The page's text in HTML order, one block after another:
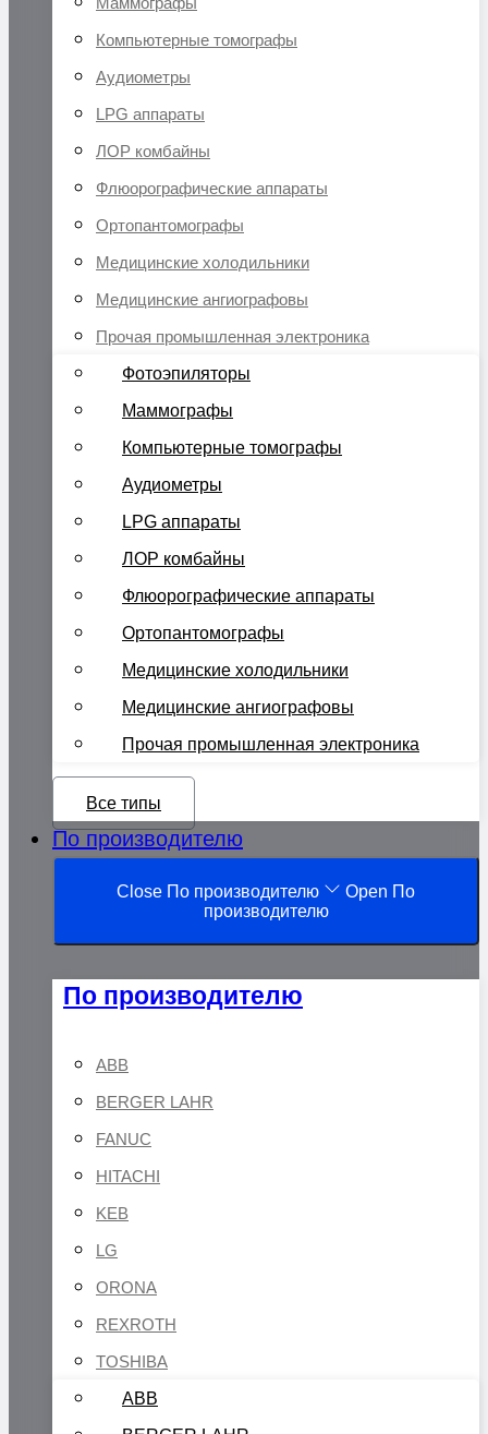
Компьютерные томографы
Аудиометры
LPG аппараты
ЛОР комбайны
Флюорографические аппараты
Ортопантомографы
Медицинские холодильники
Медицинские ангиографовы
Прочая промышленная электроника
Фотоэпиляторы
Маммографы
Компьютерные томографы
Аудиометры
LPG аппараты
ЛОР комбайны
Флюорографические аппараты
Ортопантомографы
Медицинские холодильники
Медицинские ангиографовы
Прочая промышленная электроника
Все типы
По производителю
Close По производителю
Open По
производителю
По производителю
ABB
BERGER LAHR
FANUC
HITACHI
KEB
LG
ORONA
REXROTH
TOSHIBA
ABB